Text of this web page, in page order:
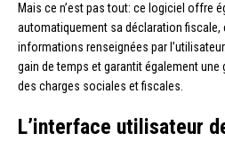
Mais ce n’est pas tout: ce logiciel offre
automatiquement sa déclaration fiscale,
informations renseignées par
gain de temps et garantit également une
des charges sociales et fiscales.
L’interface utilisateur